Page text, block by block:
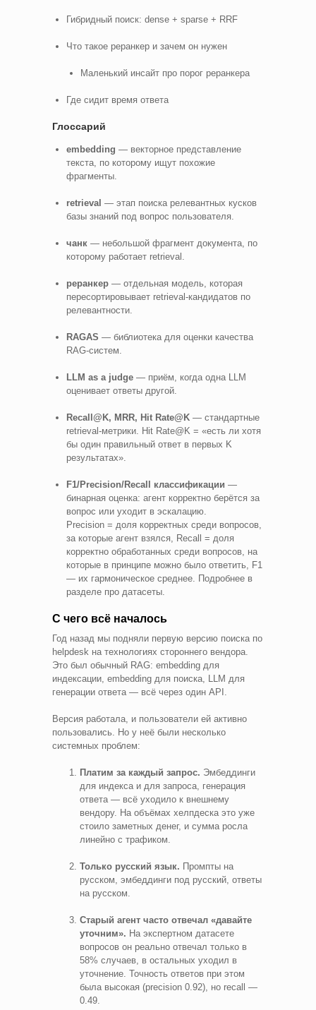
Гибридный поиск: dense + sparse + RRF
Что такое реранкер и зачем он нужен
Маленький инсайт про порог реранкера
Где сидит время ответа
Глоссарий
embedding — векторное представление
текста, по которому ищут похожие
фрагменты.
retrieval — этап поиска релевантных кусков
базы знаний под вопрос пользователя.
чанк — небольшой фрагмент документа, по
которому работает retrieval.
реранкер — отдельная модель, которая
пересортировывает retrieval-кандидатов по
релевантности.
RAGAS — библиотека для оценки качества
RAG-систем.
LLM as a judge — приём, когда одна LLM
оценивает ответы другой.
Recall@K, MRR, Hit Rate@K — стандартные
retrieval-метрики. Hit Rate@K = «есть ли хотя
бы один правильный ответ в первых K
результатах».
F1/Precision/Recall классификации —
бинарная оценка: агент корректно берётся за
вопрос или уходит в эскалацию.
Precision = доля корректных среди вопросов,
за которые агент взялся, Recall = доля
корректно обработанных среди вопросов, на
которые в принципе можно было ответить, F1
— их гармоническое среднее. Подробнее в
разделе про датасеты.
С чего всё началось
Год назад мы подняли первую версию поиска по
helpdesk на технологиях стороннего вендора.
Это был обычный RAG: embedding для
индексации, embedding для поиска, LLM для
генерации ответа — всё через один API.
Версия работала, и пользователи ей активно
пользовались. Но у неё были несколько
системных проблем:
Платим за каждый запрос. Эмбеддинги
для индекса и для запроса, генерация
ответа — всё уходило к внешнему
вендору. На объёмах хелпдеска это уже
стоило заметных денег, и сумма росла
линейно с трафиком.
Только русский язык. Промпты на
русском, эмбеддинги под русский, ответы
на русском.
Старый агент часто отвечал «давайте
уточним». На экспертном датасете
вопросов он реально отвечал только в
58% случаев, в остальных уходил в
уточнение. Точность ответов при этом
была высокая (precision 0.92), но recall —
0.49.